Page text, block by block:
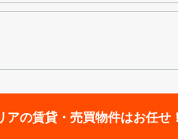
アの賃貸・売買物件はお任せ！